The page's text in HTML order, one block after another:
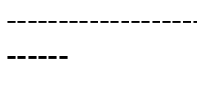
------